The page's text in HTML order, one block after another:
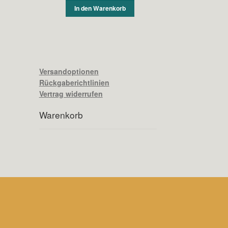
In den Warenkorb
Versandoptionen
Rückgaberichtlinien
Vertrag widerrufen
Warenkorb